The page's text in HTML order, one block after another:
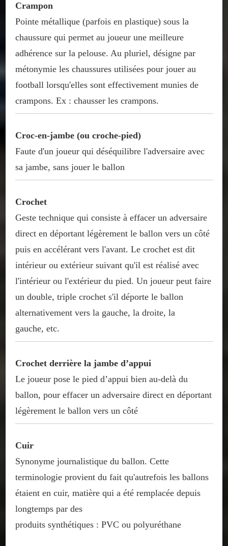
Crampon
Pointe métallique (parfois en plastique) sous la
chaussure qui permet au joueur une meilleure
adhérence sur la pelouse. Au pluriel, désigne par
métonymie les chaussures utilisées pour jouer au
football lorsqu'elles sont effectivement munies de
crampons. Ex : chausser les crampons.
Croc-en-jambe (ou croche-pied)
Faute d'un joueur qui déséquilibre l'adversaire avec
sa jambe, sans jouer le ballon
Crochet
Geste technique qui consiste à effacer un adversaire
direct en déportant légèrement le ballon vers un côté
puis en accélérant vers l'avant. Le crochet est dit
intérieur ou extérieur suivant qu'il est réalisé avec
l'intérieur ou l'extérieur du pied. Un joueur peut faire
un double, triple crochet s'il déporte le ballon
alternativement vers la gauche, la droite, la
gauche, etc.
Crochet derrière la jambe d’appui
Le joueur pose le pied d’appui bien au-delà du
ballon, pour effacer un adversaire direct en déportant
légèrement le ballon vers un côté
Cuir
Synonyme journalistique du ballon. Cette
terminologie provient du fait qu'autrefois les ballons
étaient en cuir, matière qui a été remplacée depuis
longtemps par des
produits synthétiques : PVC ou polyuréthane